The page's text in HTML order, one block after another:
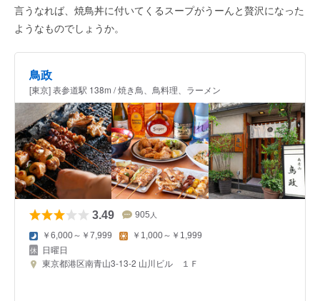
言うなれば、焼鳥丼に付いてくるスープがうーんと贅沢になった
ようなものでしょうか。
鳥政
[東京] 表参道駅 138m / 焼き鳥、鳥料理、ラーメン
3.49 905 人
￥6,000～￥7,999 ￥1,000～￥1,999
日曜日
東京都港区南青山3-13-2 山川ビル １Ｆ